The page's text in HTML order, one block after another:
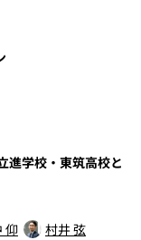
進学校・東筑高校と
仰 村井 弦